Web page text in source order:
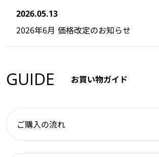
2026.05.13
2026年6月 価格改定のお知らせ
GUIDE お買い物ガイド
ご購入の流れ